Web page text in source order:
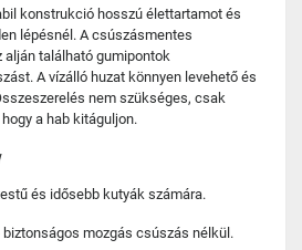
konstrukció hosszú élettartamot és
lépésnél. A csúszásmentes
alján található gumipontok
A vízálló huzat könnyen levehető és
nem szükséges, csak
a hab kitáguljon.
és idősebb kutyák számára.
mozgás csúszás nélkül.